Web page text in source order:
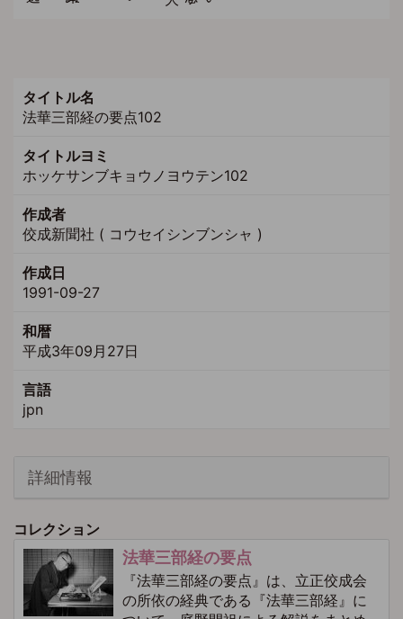
タイトル名
法華三部経の要点102
タイトルヨミ
ホッケサンブキョウノヨウテン102
作成者
佼成新聞社 ( コウセイシンブンシャ )
作成日
1991-09-27
和暦
平成3年09月27日
言語
jpn
詳細情報
コレクション
法華三部経の要点
『法華三部経の要点』は、立正佼成会
の所依の経典である『法華三部経』に